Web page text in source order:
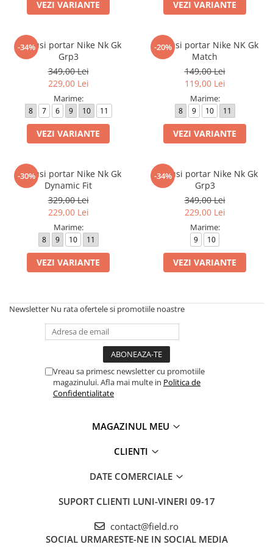
Bluze fotbal copii
Geci si veste fotbal copii
Imbracaminte fotbal femei
Tricouri fotbal femei
Sorturi fotbal femei
Pantaloni lungi fotbal femei
Echipament portar
VEZI VARIANTE VEZI VARIANTE
-34%
Manusi portar Nike Nk Gk
Grp3
349,00 Lei
229,00 Lei
Marime:
8 7 6 9 10 11
VEZI VARIANTE
-20%
Manusi portar Nike NK Gk
Match
149,00 Lei
119,00 Lei
Marime:
8 9 10 11
VEZI VARIANTE
-30%
Manusi portar Nike Nk Gk
Dynamic Fit
329,00 Lei
229,00 Lei
Marime:
8 9 10 11
VEZI VARIANTE
-34%
Manusi portar Nike Nk Gk
Grp3
349,00 Lei
229,00 Lei
Marime:
9 10
VEZI VARIANTE
Newsletter Nu rata ofertele si promotiile noastre
Vreau sa primesc newsletter cu promotiile
magazinului. Afla mai multe in Politica de
Confidentialitate
MAGAZINUL MEU
CLIENTI
DATE COMERCIALE
SUPORT CLIENTI LUNI-VINERI 09-17
contact@field.ro
SOCIAL URMARESTE-NE IN SOCIAL MEDIA